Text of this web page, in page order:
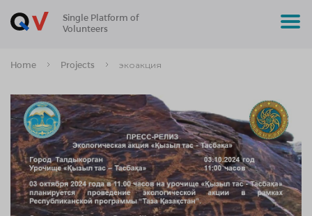
Single Platform of
Volunteers
Home Projects экоакция